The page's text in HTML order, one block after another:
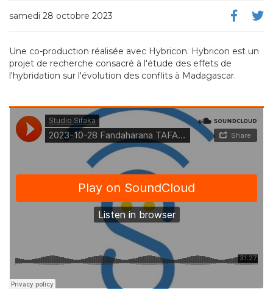
samedi 28 octobre 2023
Une co-production réalisée avec Hybricon. Hybricon est un
projet de recherche consacré à l'étude des effets de
l'hybridation sur l'évolution des conflits à Madagascar.